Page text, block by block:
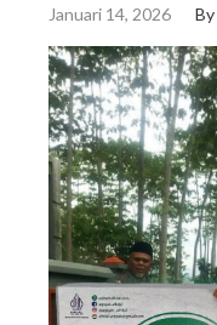
Januari 14, 2026 By